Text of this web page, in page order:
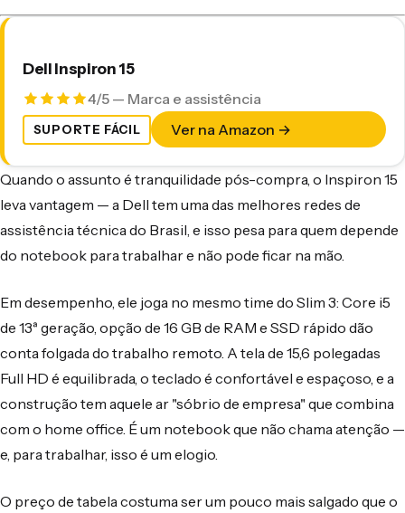
Dell Inspiron 15
4/5 — Marca e assistência
SUPORTE FÁCIL Ver na Amazon →
Quando o assunto é tranquilidade pós-compra, o Inspiron 15
leva vantagem — a Dell tem uma das melhores redes de
assistência técnica do Brasil, e isso pesa para quem depende
do notebook para trabalhar e não pode ficar na mão.
Em desempenho, ele joga no mesmo time do Slim 3: Core i5
de 13ª geração, opção de 16 GB de RAM e SSD rápido dão
conta folgada do trabalho remoto. A tela de 15,6 polegadas
Full HD é equilibrada, o teclado é confortável e espaçoso, e a
construção tem aquele ar "sóbrio de empresa" que combina
com o home office. É um notebook que não chama atenção —
e, para trabalhar, isso é um elogio.
O preço de tabela costuma ser um pouco mais salgado que o